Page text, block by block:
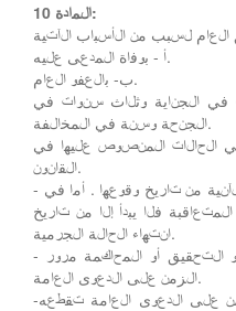
المادة 10:
أ - بوفاة المدعى عليه.
ب- بالعفو العام.
الجناية وثلاث سنوات في
الجنحة وسنة في المخالفة.
المنصوص عليها في
القانون.
- يبدأ سريان مرور الزمن في الجرائم الآنية من تاريخ وقوعها . أما في
فلا يبدأ إلا من تاريخ
انتهاء الحالة الجرمية.
- يقطع كل عمل من أعمال الملاحقة أو التحقيق أو المحاكمة مرور
الزمن على الدعوى العامة.
-إن الأسباب التي تقطع مرور الزمن على الدعوى العامة تقطعه